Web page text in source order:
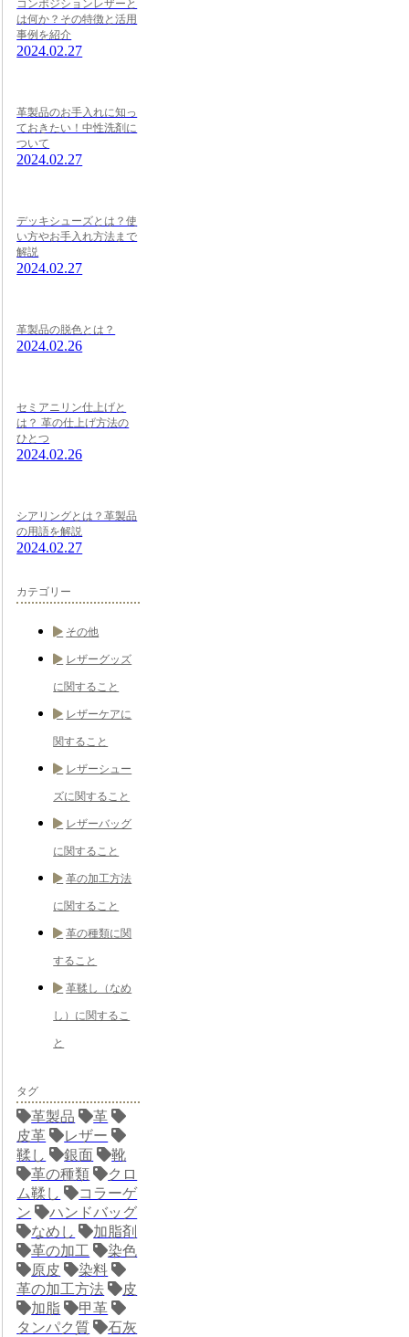
コンポジションレザーと
は何か？その特徴と活用
事例を紹介
2024.02.27
革製品のお手入れに知っ
ておきたい！中性洗剤に
ついて
2024.02.27
デッキシューズとは？使
い方やお手入れ方法まで
解説
2024.02.27
革製品の脱色とは？
2024.02.26
セミアニリン仕上げと
は？ 革の仕上げ方法の
ひとつ
2024.02.26
シアリングとは？革製品
の用語を解説
2024.02.27
カテゴリー
その他
レザーグッズ
に関すること
レザーケアに
関すること
レザーシュー
ズに関すること
レザーバッグ
に関すること
革の加工方法
に関すること
革の種類に関
すること
革鞣し（なめ
し）に関するこ
と
タグ
革製品
革
皮革
レザー
鞣し
銀面
靴
革の種類
クロ
ム鞣し
コラーゲ
ン
ハンドバッグ
なめし
加脂剤
革の加工
染色
原皮
染料
革の加工方法
皮
加脂
甲革
タンパク質
石灰